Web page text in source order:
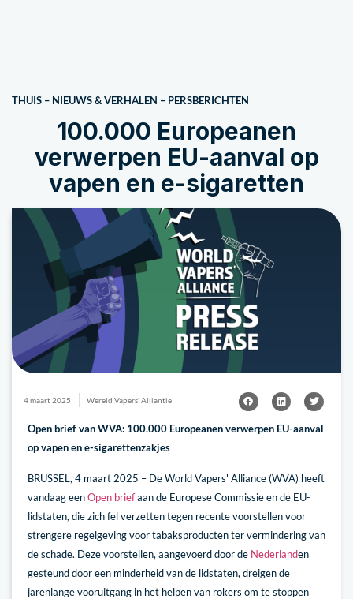
THUIS – NIEUWS & VERHALEN – PERSBERICHTEN
100.000 Europeanen
verwerpen EU-aanval op
vapen en e-sigaretten
4 maart 2025 Wereld Vapers' Alliantie
Open brief van WVA: 100.000 Europeanen verwerpen EU-aanval
op vapen en e-sigarettenzakjes
BRUSSEL, 4 maart 2025 – De World Vapers' Alliance (WVA) heeft
vandaag eenOpen briefaan de Europese Commissie en de EU-
lidstaten, die zich fel verzetten tegen recente voorstellen voor
strengere regelgeving voor tabaksproducten ter vermindering van
de schade. Deze voorstellen, aangevoerd door de Nederlanden
gesteund door een minderheid van de lidstaten, dreigen de
jarenlange vooruitgang in het helpen van rokers om te stoppen